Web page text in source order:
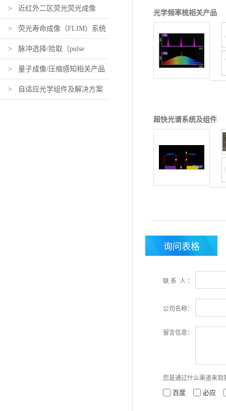
及组件
> 近红外二区荧光荧光成像
（近红外活体荧光成像）设备及
组件
> 荧光寿命成像（FLIM）系统
及组件
> 脉冲选择/拾取（pulse
picking）系统及组件
> 量子成像/压缩感知相关产品
> 自适应光学组件及解决方案
浦器
MPBC 光频梳
OZ Optics 可视光纤故
光学频率梳相关产品
超快光谱系统及组件
询问表格
联 系 人 ：
公司名称：
留言信息：
您是通过什么渠道来到
百度 必应